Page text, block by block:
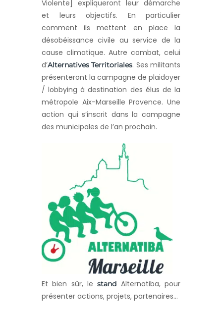
Violente] expliqueront leur démarche
et leurs objectifs. En particulier
comment ils mettent en place la
désobéissance civile au service de la
cause climatique. Autre combat, celui
d’Alternatives Territoriales. Ses militants
présenteront la campagne de plaidoyer
/ lobbying à destination des élus de la
métropole Aix-Marseille Provence. Une
action qui s’inscrit dans la campagne
des municipales de l’an prochain.
Et bien sûr, le stand Alternatiba, pour
présenter actions, projets, partenaires…